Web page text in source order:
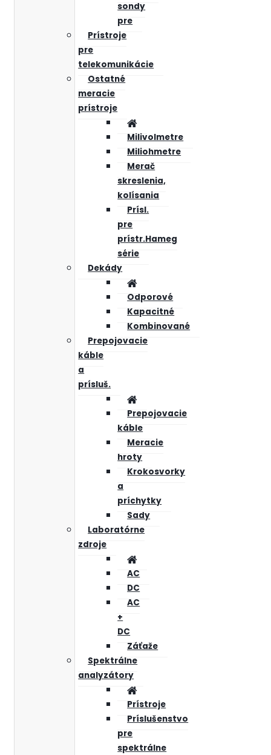
sondy
pre
Prístroje
pre
telekomunikácie
Ostatné
meracie
prístroje
Milivolmetre
Miliohmetre
Merač
skreslenia,
kolísania
Prísl.
pre
prístr.Hameg
série
Dekády
Odporové
Kapacitné
Kombinované
Prepojovacie
káble
a
prísluš.
Prepojovacie
káble
Meracie
hroty
Krokosvorky
a
príchytky
Sady
Laboratórne
zdroje
AC
DC
AC
+
DC
Záťaže
Spektrálne
analyzátory
Prístroje
Príslušenstvo
pre
spektrálne